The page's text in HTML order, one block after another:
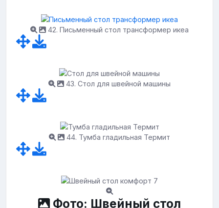
42. Письменный стол трансформер икеа
43. Стол для швейной машины
44. Тумба гладильная Термит
Фото: Швейный стол